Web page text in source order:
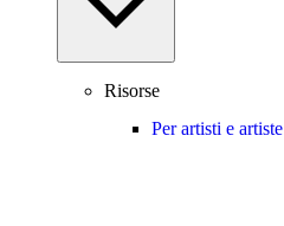
Risorse
Per artisti e artiste